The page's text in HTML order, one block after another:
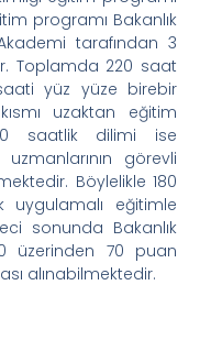
programı Bakanlık
tarafından 3
Toplamda 220 saat
yüz yüze birebir
uzaktan eğitim
saatlik dilimi ise
görevli
Böylelikle 180
eğitimle
sonunda Bakanlık
üzerinden 70 puan
alınabilmektedir.